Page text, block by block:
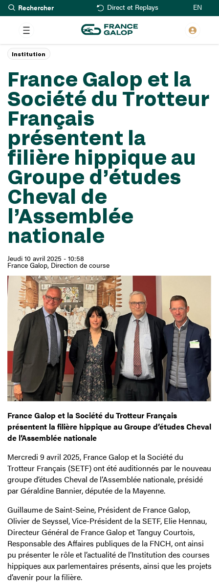
Aller
au
contenu
principal
Rechercher Direct et Replays EN
France Galop et la
Société du Trotteur
Français
présentent la
filière hippique au
Groupe d’études
Cheval de
l’Assemblée
nationale
Jeudi 10 avril 2025 - 10:58
France Galop Direction de course
Institution
France Galop et la Société du Trotteur Français
présentent la filière hippique au Groupe d’études Cheval
de l’Assemblée nationale
Mercredi 9 avril 2025, France Galop et la Société du
Trotteur Français (SETF) ont été auditionnés par le nouveau
groupe d’études Cheval de l’Assemblée nationale, présidé
par Géraldine Bannier, députée de la Mayenne.
Guillaume de Saint-Seine, Président de France Galop,
Olivier de Seyssel, Vice-Président de la SETF, Elie Hennau,
Directeur Général de France Galop et Tanguy Courtois,
Responsable des Affaires publiques de la FNCH, ont ainsi
pu présenter le rôle et l’actualité de l’Institution des courses
hippiques aux parlementaires présents, ainsi que les projets
d’avenir pour la filière.